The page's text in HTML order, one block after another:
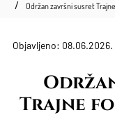
Održan završni susret
Objavljeno: 08.06.2026.
Trajne